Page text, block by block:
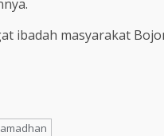
ibadah masyarakat